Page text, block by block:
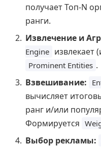
получает Топ-N
ранги.
Извлечение и
Engine извлекает
Prominent Entities .
Взвешивание:
вычисляет
ранг и/или
Формируется
Выбор рекламы: